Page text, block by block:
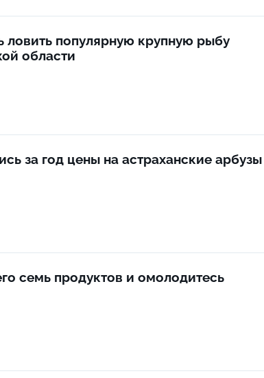
ловить популярную крупную рыбу
области
за год цены на астраханские
семь продуктов и омолодитесь